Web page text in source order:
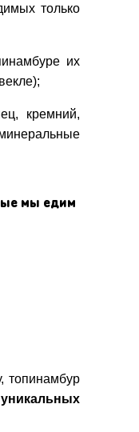
только
их
кремний,
мы едим
топинамбур